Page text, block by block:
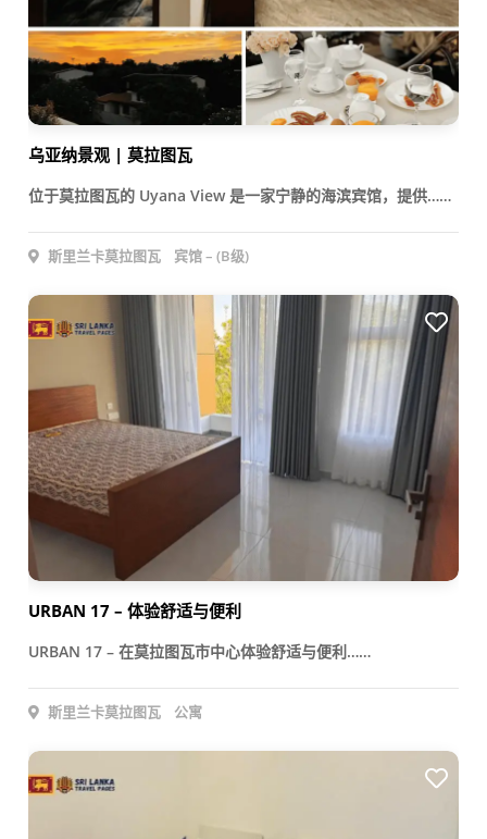
乌亚纳景观 | 莫拉图瓦
位于莫拉图瓦的 Uyana View 是一家宁静的海滨宾馆，提供……
斯里兰卡莫拉图瓦 宾馆 – (B级)
URBAN 17 – 体验舒适与便利
URBAN 17 – 在莫拉图瓦市中心体验舒适与便利……
斯里兰卡莫拉图瓦 公寓